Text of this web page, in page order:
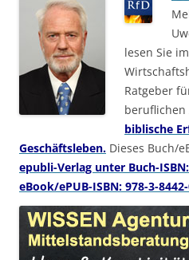
lesen Sie
Ratgeber
beruflichen
biblische
Geschäftsleben. Dieses Buch/
epubli-Verlag unter Buch-
eBook/ePUB-ISBN: 978-3-